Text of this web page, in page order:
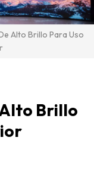
Alto Brillo Para Uso
Brillo